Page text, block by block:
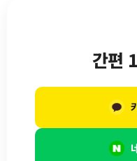
간편